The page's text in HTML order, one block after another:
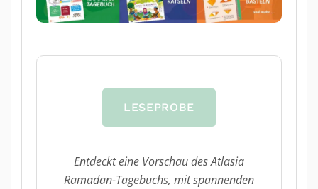
LESEPROBE
Entdeckt eine Vorschau des Atlasia
Ramadan-Tagebuchs, mit spannenden